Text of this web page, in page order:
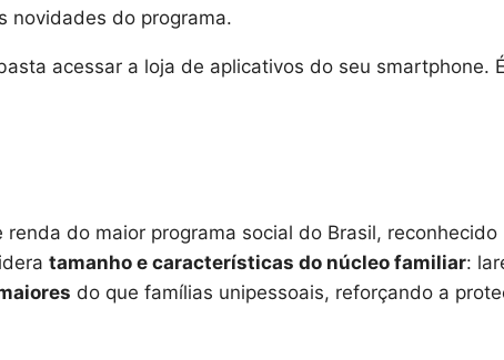
novidades do programa.
acessar a loja de aplicativos do seu smartphone.
do maior programa social do Brasil, reconhecido
tamanho e características do núcleo familiar:
do que famílias unipessoais, reforçando a